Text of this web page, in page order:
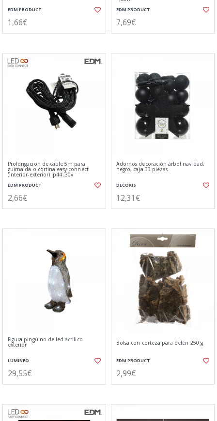
EDM PRODUCT
1,66€
EDM PRODUCT
7,69€
Prolongacion de cable 5m para
guirnalda o cortina easy-connect
(interior-exterior) ip44 ,30v
EDM PRODUCT
2,66€
Adornos decoración árbol navidad,
negro, caja 33 piezas
DECORIS
12,31€
Figura pingüino de led acrilico
exterior
LUMINEO
29,55€
Bolsa con corteza para belén 250 g
EDM PRODUCT
2,99€